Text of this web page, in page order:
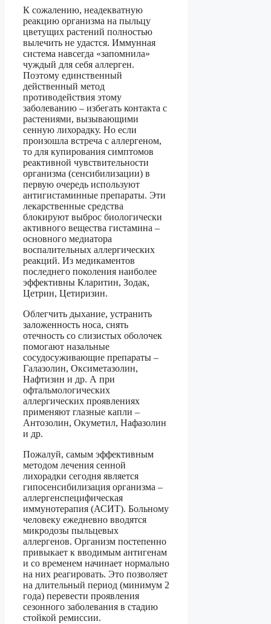
К сожалению, неадекватную
реакцию организма на пыльцу
цветущих растений полностью
вылечить не удастся. Иммунная
система навсегда «запомнила»
чуждый для себя аллерген.
Поэтому единственный
действенный метод
противодействия этому
заболеванию – избегать контакта с
растениями, вызывающими
сенную лихорадку. Но если
произошла встреча с аллергеном,
то для купирования симптомов
реактивной чувствительности
организма (сенсибилизации) в
первую очередь используют
антигистаминные препараты. Эти
лекарственные средства
блокируют выброс биологически
активного вещества гистамина –
основного медиатора
воспалительных аллергических
реакций. Из медикаментов
последнего поколения наиболее
эффективны Кларитин, Зодак,
Цетрин, Цетиризин.
Облегчить дыхание, устранить
заложенность носа, снять
отечность со слизистых оболочек
помогают назальные
сосудосуживающие препараты –
Галазолин, Оксиметазолин,
Нафтизин и др. А при
офтальмологических
аллергических проявлениях
применяют глазные капли –
Антозолин, Окуметил, Нафазолин
и др.
Пожалуй, самым эффективным
методом лечения сенной
лихорадки сегодня является
гипосенсибилизация организма –
аллергенспецифическая
иммунотерапия (АСИТ). Больному
человеку ежедневно вводятся
микродозы пыльцевых
аллергенов. Организм постепенно
привыкает к вводимым антигенам
и со временем начинает нормально
на них реагировать. Это позволяет
на длительный период (минимум 2
года) перевести проявления
сезонного заболевания в стадию
стойкой ремиссии.